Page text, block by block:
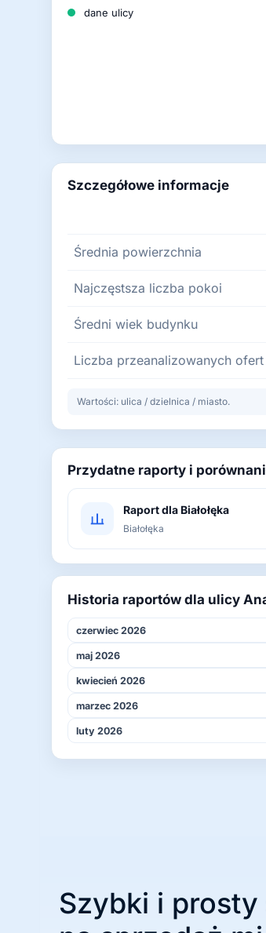
dane ulicy
Szczegółowe informacje
Średnia powierzchnia
Najczęstsza liczba pokoi
Średni wiek budynku
Liczba przeanalizowanych ofert
Wartości: ulica / dzielnica / miasto.
Przydatne raporty i
Raport dla Białołęka
Białołęka
Historia raportów dla ulicy
czerwiec 2026
maj 2026
kwiecień 2026
marzec 2026
luty 2026
Szybki i prosty